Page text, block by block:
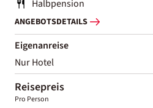
Halbpension
ANGEBOTSDETAILS
Eigenanreise
Nur Hotel
Reisepreis
Pro Person